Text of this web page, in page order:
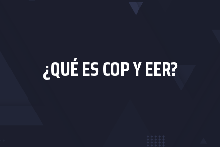
¿QUÉ ES COP Y EER?